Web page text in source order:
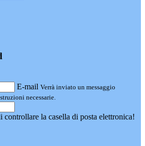
E-mail Verrà inviato un messaggio
necessarie.
controllare la casella di posta elettronica!